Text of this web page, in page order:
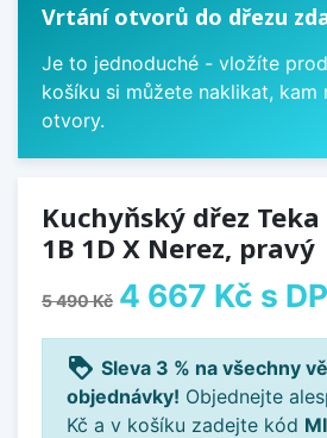
Vrtání otvorů do dřezu
Je to jednoduché - vložíte
košíku si můžete naklikat, kam
otvory.
Kuchyňský dřez Teka
1B 1D X Nerez, pravý
5 490 Kč 4 667 Kč s
loyalty Sleva 3 % na všechny
objednávky! Objednejte
Kč a v košíku zadejte kód